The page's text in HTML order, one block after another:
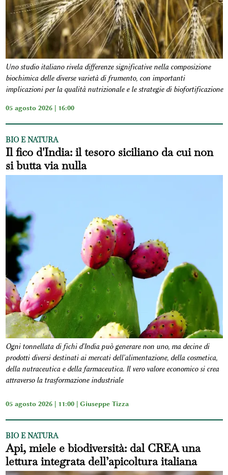
Uno studio italiano rivela differenze significative nella composizione
biochimica delle diverse varietà di frumento, con importanti
implicazioni per la qualità nutrizionale e le strategie di biofortificazione
05 agosto 2026 | 16:00
BIO E NATURA
Il fico d'India: il tesoro siciliano da cui non
si butta via nulla
Ogni tonnellata di fichi d'India può generare non uno, ma decine di
prodotti diversi destinati ai mercati dell'alimentazione, della cosmetica,
della nutraceutica e della farmaceutica. Il vero valore economico si crea
attraverso la trasformazione industriale
05 agosto 2026 | 11:00 | Giuseppe Tizza
BIO E NATURA
Api, miele e biodiversità: dal CREA una
lettura integrata dell’apicoltura italiana